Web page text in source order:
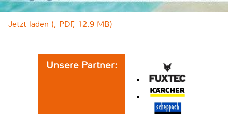
Jetzt laden (, PDF, 12.9 MB)
Unsere Partner: